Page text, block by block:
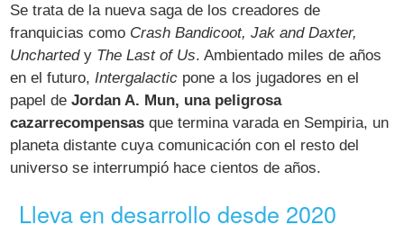
Se trata de la nueva saga de los creadores de
franquicias como Crash Bandicoot, Jak and Daxter,
Unchartedy The Last of Us. Ambientado miles de años
en el futuro,Intergalactic pone a los jugadores en el
papel deJordan A. Mun, una peligrosa
cazarrecompensas que termina varada en Sempiria, un
planeta distante cuya comunicación con el resto del
universo se interrumpió hace cientos de años.
Lleva en desarrollo desde 2020